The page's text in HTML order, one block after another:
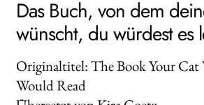
Das Buch, von dem
wünscht, du würdest es
Originaltitel: The Book Your Cat
Would Read